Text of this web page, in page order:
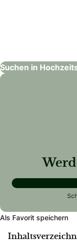
Suchen in
Als Favorit speichern